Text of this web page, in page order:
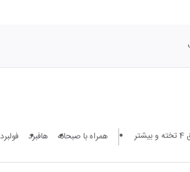
همراه با صبحانه هافبرد فولبرد